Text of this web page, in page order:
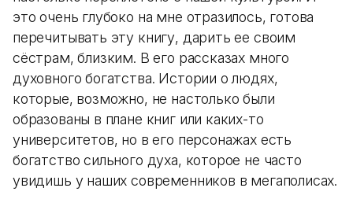
это очень глубоко на мне отразилось, готова
перечитывать эту книгу, дарить ее своим
сёстрам, близким. В его рассказах много
духовного богатства. Истории о людях,
которые, возможно, не настолько были
образованы в плане книг или каких-то
университетов, но в его персонажах есть
богатство сильного духа, которое не часто
увидишь у наших современников в мегаполисах.